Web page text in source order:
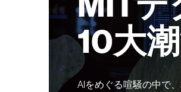
10大
AIをめぐる喧騒の中で